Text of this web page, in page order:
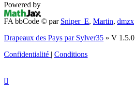
nouvel
Powered by
FA bbCode © par Sniper_E, Martin, dmzx
Drapeaux des Pays par Sylver35 » V 1.5.0
Confidentialité
Conditions